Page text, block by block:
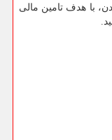
با هدف تامین مالی